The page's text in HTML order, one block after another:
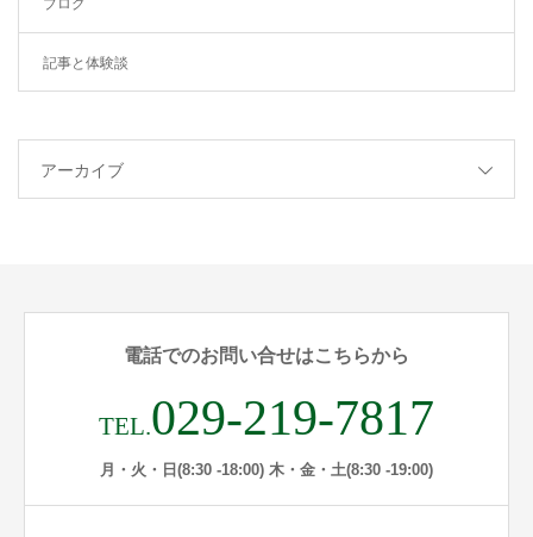
ブログ
記事と体験談
アーカイブ
電話でのお問い合せはこちらから
TEL.029-219-7817
月・火・日(8:30 -18:00) 木・金・土(8:30 -19:00)